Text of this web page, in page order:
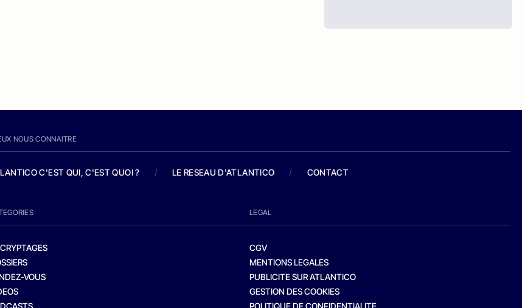
NOUS CONNAITRE
C'EST QUI, C'EST QUOI ? / LE RESEAU D'ATLANTICO / CONTACT
VOUS
LEGAL
CGV
MENTIONS LEGALES
PUBLICITE SUR ATLANTICO
GESTION DES COOKIES
POLITIQUE DE CONFIDENTIALITE